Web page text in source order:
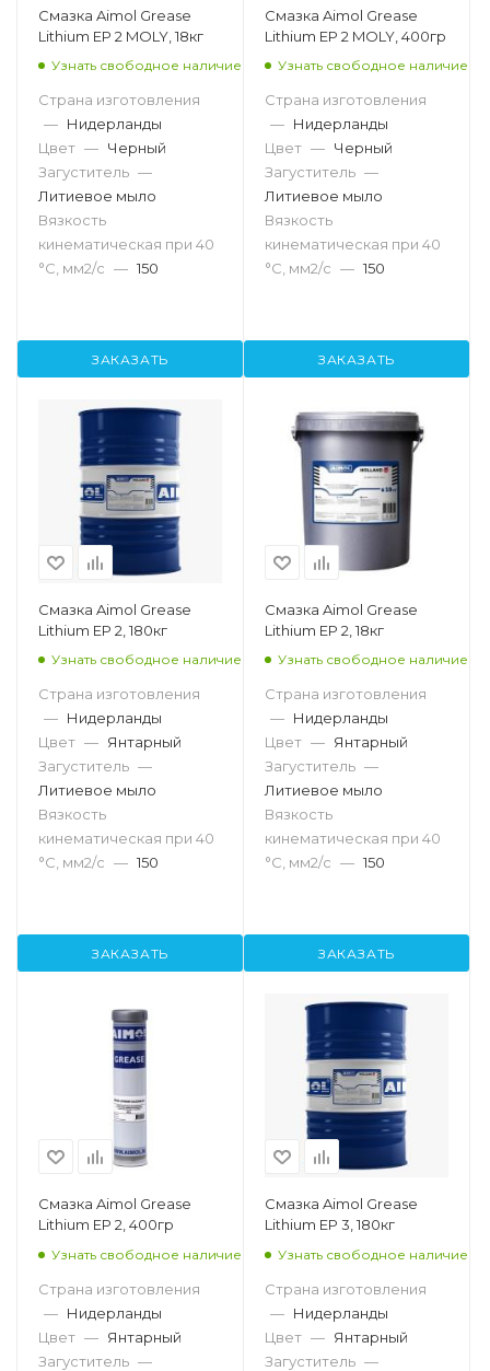
Смазка Aimol Grease
Lithium EP 2 MOLY, 18кг
Узнать свободное наличие
Страна изготовления
— Нидерланды
Цвет — Черный
Загуститель —
Литиевое мыло
Вязкость
кинематическая при 40
°С, мм2/с — 150
ЗАКАЗАТЬ
Смазка Aimol Grease
Lithium EP 2 MOLY, 400гр
Узнать свободное наличие
Страна изготовления
— Нидерланды
Цвет — Черный
Загуститель —
Литиевое мыло
Вязкость
кинематическая при 40
°С, мм2/с — 150
ЗАКАЗАТЬ
Смазка Aimol Grease
Lithium EP 2, 180кг
Узнать свободное наличие
Страна изготовления
— Нидерланды
Цвет — Янтарный
Загуститель —
Литиевое мыло
Вязкость
кинематическая при 40
°С, мм2/с — 150
ЗАКАЗАТЬ
Смазка Aimol Grease
Lithium EP 2, 18кг
Узнать свободное наличие
Страна изготовления
— Нидерланды
Цвет — Янтарный
Загуститель —
Литиевое мыло
Вязкость
кинематическая при 40
°С, мм2/с — 150
ЗАКАЗАТЬ
Смазка Aimol Grease
Lithium EP 2, 400гр
Узнать свободное наличие
Страна изготовления
— Нидерланды
Цвет — Янтарный
Загуститель —
Смазка Aimol Grease
Lithium EP 3, 180кг
Узнать свободное наличие
Страна изготовления
— Нидерланды
Цвет — Янтарный
Загуститель —